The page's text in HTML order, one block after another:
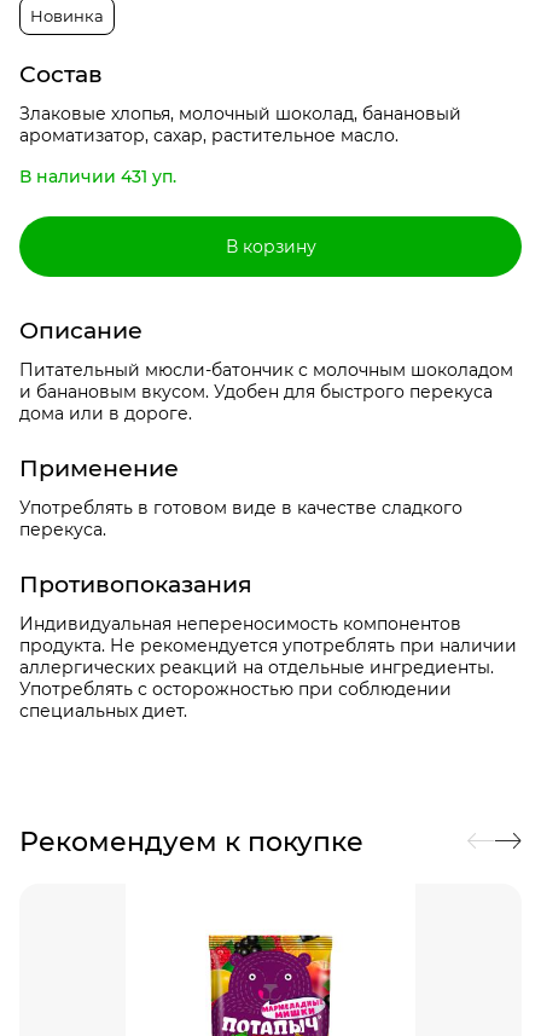
Новинка
Состав
Злаковые хлопья, молочный шоколад, банановый
ароматизатор, сахар, растительное масло.
В наличии 431 уп.
В корзину
Описание
Питательный мюсли-батончик с молочным шоколадом
и банановым вкусом. Удобен для быстрого перекуса
дома или в дороге.
Применение
Употреблять в готовом виде в качестве сладкого
перекуса.
Противопоказания
Индивидуальная непереносимость компонентов
продукта. Не рекомендуется употреблять при наличии
аллергических реакций на отдельные ингредиенты.
Употреблять с осторожностью при соблюдении
специальных диет.
Рекомендуем к покупке